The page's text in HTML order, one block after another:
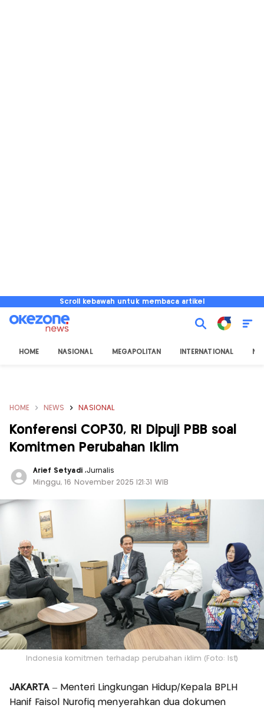
Scroll kebawah untuk membaca artikel
HOME NASIONAL MEGAPOLITAN INTERNATIONAL
HOME NEWS NASIONAL
Konferensi COP30, RI Dipuji PBB soal
Komitmen Perubahan Iklim
Arief Setyadi ,Jurnalis
Minggu, 16 November 2025 |21:31 WIB
Indonesia komitmen terhadap perubahan iklim (Foto: Ist)
JAKARTA– Menteri Lingkungan Hidup/Kepala BPLH
Hanif Faisol Nurofiq menyerahkan dua dokumen